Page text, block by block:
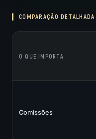
COMPARAÇÃO DETALHADA
O QUE IMPORTA
Comissões